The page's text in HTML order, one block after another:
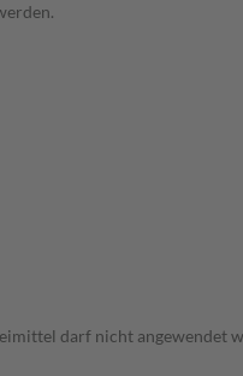
darf nicht angewendet